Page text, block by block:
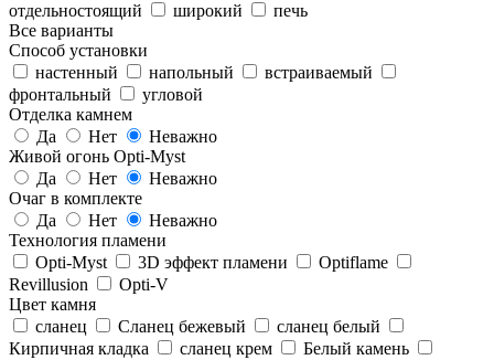
отдельностоящий
широкий
печь
Все варианты
Способ установки
настенный
напольный
встраиваемый
фронтальный
угловой
Отделка камнем
Да
Нет
Неважно
Живой огонь Opti-Myst
Да
Нет
Неважно
Очаг в комплекте
Да
Нет
Неважно
Технология пламени
Opti-Myst
3D эффект пламени
Optiflame
Revillusion
Opti-V
Цвет камня
сланец
Сланец бежевый
сланец белый
Кирпичная кладка
сланец крем
Белый камень